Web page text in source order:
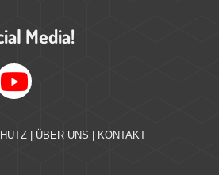
Media!
ÜBER UNS KONTAKT